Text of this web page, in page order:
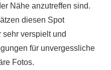
Nähe anzutreffen sind.
diesen Spot
verspielt und
für unvergessliche
Fotos.